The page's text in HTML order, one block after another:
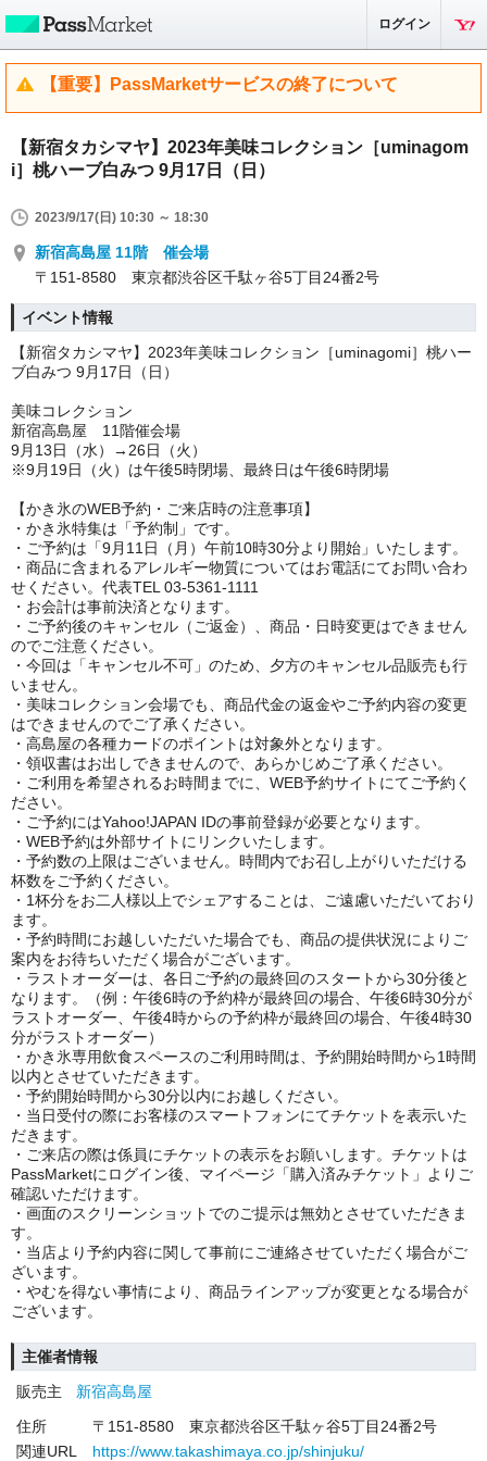
ログイン
【重要】PassMarketサービスの終了について
【新宿タカシマヤ】2023年美味コレクション［uminagom
i］桃ハーブ白みつ 9月17日（日）
2023/9/17(日) 10:30 ～ 18:30
新宿高島屋 11階 催会場
〒151-8580 東京都渋谷区千駄ヶ谷5丁目24番2号
イベント情報
【新宿タカシマヤ】2023年美味コレクション［uminagomi］桃ハー
ブ白みつ 9月17日（日）
美味コレクション
新宿高島屋 11階催会場
9月13日（水）→26日（火）
※9月19日（火）は午後5時閉場、最終日は午後6時閉場
【かき氷のWEB予約・ご来店時の注意事項】
・かき氷特集は「予約制」です。
・ご予約は「9月11日（月）午前10時30分より開始」いたします。
・商品に含まれるアレルギー物質についてはお電話にてお問い合わ
せください。代表TEL 03-5361-1111
・お会計は事前決済となります。
・ご予約後のキャンセル（ご返金）、商品・日時変更はできません
のでご注意ください。
・今回は「キャンセル不可」のため、夕方のキャンセル品販売も行
いません。
・美味コレクション会場でも、商品代金の返金やご予約内容の変更
はできませんのでご了承ください。
・高島屋の各種カードのポイントは対象外となります。
・領収書はお出しできませんので、あらかじめご了承ください。
・ご利用を希望されるお時間までに、WEB予約サイトにてご予約く
ださい。
・ご予約にはYahoo!JAPAN IDの事前登録が必要となります。
・WEB予約は外部サイトにリンクいたします。
・予約数の上限はございません。時間内でお召し上がりいただける
杯数をご予約ください。
・1杯分をお二人様以上でシェアすることは、ご遠慮いただいており
ます。
・予約時間にお越しいただいた場合でも、商品の提供状況によりご
案内をお待ちいただく場合がございます。
・ラストオーダーは、各日ご予約の最終回のスタートから30分後と
なります。（例：午後6時の予約枠が最終回の場合、午後6時30分が
ラストオーダー、午後4時からの予約枠が最終回の場合、午後4時30
分がラストオーダー）
・かき氷専用飲食スペースのご利用時間は、予約開始時間から1時間
以内とさせていただきます。
・予約開始時間から30分以内にお越しください。
・当日受付の際にお客様のスマートフォンにてチケットを表示いた
だきます。
・ご来店の際は係員にチケットの表示をお願いします。チケットは
PassMarketにログイン後、マイページ「購入済みチケット」よりご
確認いただけます。
・画面のスクリーンショットでのご提示は無効とさせていただきま
す。
・当店より予約内容に関して事前にご連絡させていただく場合がご
ざいます。
・やむを得ない事情により、商品ラインアップが変更となる場合が
ございます。
主催者情報
販売主
新宿高島屋
住所
〒151-8580 東京都渋谷区千駄ヶ谷5丁目24番2号
関連URL
https://www.takashimaya.co.jp/shinjuku/